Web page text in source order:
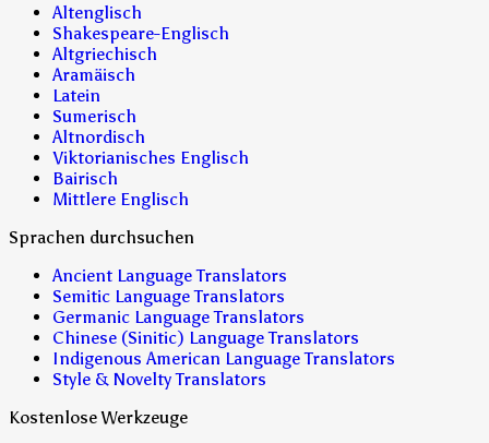
Altenglisch
Shakespeare-Englisch
Altgriechisch
Aramäisch
Latein
Sumerisch
Altnordisch
Viktorianisches Englisch
Bairisch
Mittlere Englisch
Sprachen durchsuchen
Ancient Language Translators
Semitic Language Translators
Germanic Language Translators
Chinese (Sinitic) Language Translators
Indigenous American Language Translators
Style & Novelty Translators
Kostenlose Werkzeuge